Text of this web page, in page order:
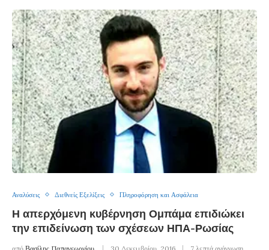
Αναλύσεις Διεθνείς Εξελίξεις Πληροφόρηση και Ασφάλεια
Η απερχόμενη κυβέρνηση Ομπάμα επιδιώκει
την επιδείνωση των σχέσεων ΗΠΑ-Ρωσίας